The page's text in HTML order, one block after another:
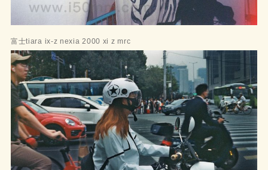
富士tiara ix-z nexia 2000 xi z mrc